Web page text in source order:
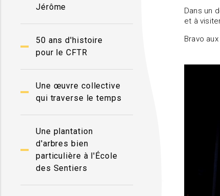
Jérôme
50 ans d'histoire
pour le CFTR
Une œuvre collective
qui traverse le temps
Une plantation
d'arbres bien
particulière à l'École
des Sentiers
Dans un
et à
Bravo